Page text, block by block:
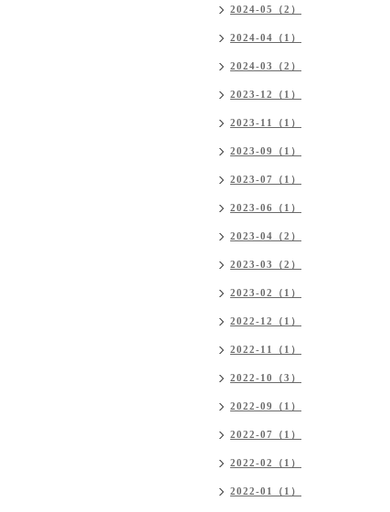
2024-05（2）
2024-04（1）
2024-03（2）
2023-12（1）
2023-11（1）
2023-09（1）
2023-07（1）
2023-06（1）
2023-04（2）
2023-03（2）
2023-02（1）
2022-12（1）
2022-11（1）
2022-10（3）
2022-09（1）
2022-07（1）
2022-02（1）
2022-01（1）